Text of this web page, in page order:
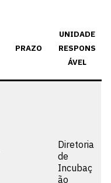
PRAZO
UNIDADE
RESPONS
ÁVEL
Diretoria
de
Incubaç
ão